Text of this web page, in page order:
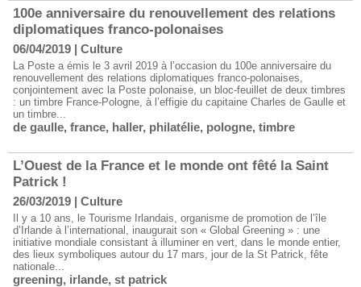
100e anniversaire du renouvellement des relations
diplomatiques franco-polonaises
06/04/2019 | Culture
La Poste a émis le 3 avril 2019 à l’occasion du 100e anniversaire du
renouvellement des relations diplomatiques franco-polonaises,
conjointement avec la Poste polonaise, un bloc-feuillet de deux timbres
: un timbre France-Pologne, à l’effigie du capitaine Charles de Gaulle et
un timbre...
de gaulle, france, haller, philatélie, pologne, timbre
L’Ouest de la France et le monde ont fêté la Saint
Patrick !
26/03/2019 | Culture
Il y a 10 ans, le Tourisme Irlandais, organisme de promotion de l’île
d’Irlande à l’international, inaugurait son « Global Greening » : une
initiative mondiale consistant à illuminer en vert, dans le monde entier,
des lieux symboliques autour du 17 mars, jour de la St Patrick, fête
nationale...
greening, irlande, st patrick